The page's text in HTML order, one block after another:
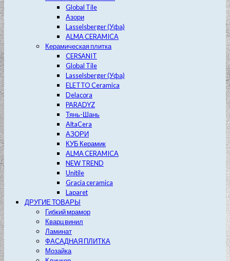
Global Tile
Азори
Lasselsberger (Уфа)
ALMA CERAMICA
Керамическая плитка
CERSANIT
Global Tile
Lasselsberger (Уфа)
ELETTO Ceramica
Delacora
PARADYZ
Тянь-Шань
AltaCera
АЗОРИ
КУБ Керамик
ALMA CERAMICA
NEW TREND
Unitile
Gracia ceramica
Laparet
ДРУГИЕ ТОВАРЫ
Гибкий мрамор
Кварц винил
Ламинат
ФАСАДНАЯ ПЛИТКА
Мозайка